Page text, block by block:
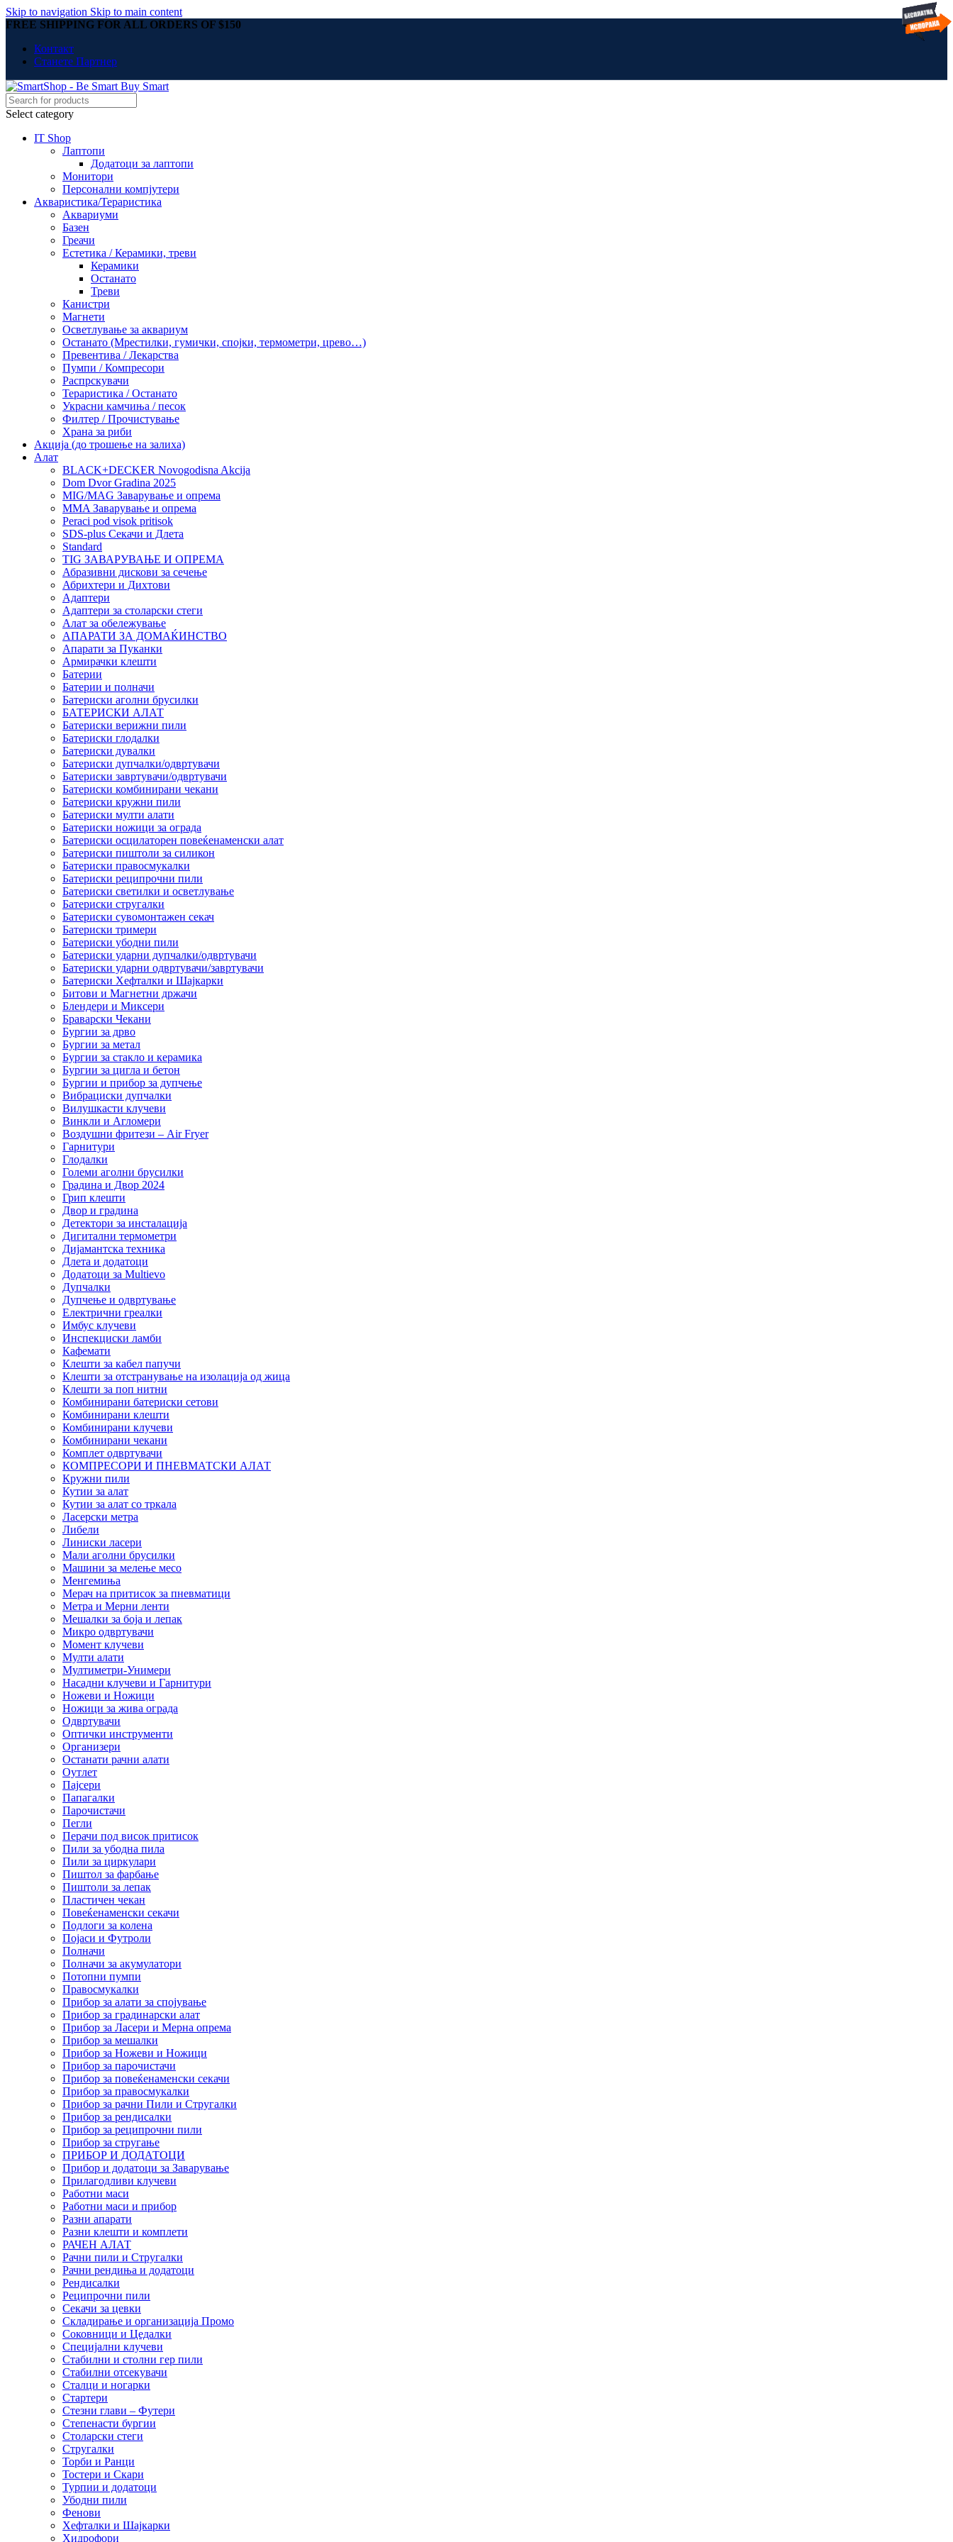
Skip to navigation Skip to main content
FREE SHIPPING FOR ALL ORDERS OF $150
Контакт
Станете Партнер
Select category
IT Shop
Лаптопи
Додатоци за лаптопи
Монитори
Персонални компјутери
Акваристика/Тераристика
Аквариуми
Базен
Греачи
Естетика / Керамики, треви
Керамики
Останато
Треви
Канистри
Магнети
Осветлување за аквариум
Останато (Мрестилки, гумички, спојки, термометри, црево…)
Превентива / Лекарства
Пумпи / Компресори
Распрскувачи
Тераристика / Останато
Украсни камчиња / песок
Филтер / Прочистување
Храна за риби
Акција (до трошење на залиха)
Алат
BLACK+DECKER Novogodisna Akcija
Dom Dvor Gradina 2025
MIG/MAG Заварување и опрема
MMA Заварување и опрема
Peraci pod visok pritisok
SDS-plus Секачи и Длета
Standard
TIG ЗАВАРУВАЊЕ И ОПРЕМА
Абразивни дискови за сечење
Абрихтери и Дихтови
Адаптери
Адаптери за столарски стеги
Алат за обележување
АПАРАТИ ЗА ДОМАЌИНСТВО
Апарати за Пуканки
Армирачки клешти
Батерии
Батерии и полначи
Батериски аголни брусилки
БАТЕРИСКИ АЛАТ
Батериски верижни пили
Батериски глодалки
Батериски дувалки
Батериски дупчалки/одвртувачи
Батериски завртувачи/одвртувачи
Батериски комбинирани чекани
Батериски кружни пили
Батериски мулти алати
Батериски ножици за ограда
Батериски осцилаторен повеќенаменски алат
Батериски пиштоли за силикон
Батериски правосмукалки
Батериски реципрочни пили
Батериски светилки и осветлување
Батериски стругалки
Батериски сувомонтажен секач
Батериски тримери
Батериски убодни пили
Батериски ударни дупчалки/одвртувачи
Батериски ударни одвртувачи/завртувачи
Батериски Хефталки и Шајкарки
Битови и Магнетни држачи
Блендери и Миксери
Браварски Чекани
Бургии за дрво
Бургии за метал
Бургии за стакло и керамика
Бургии за цигла и бетон
Бургии и прибор за дупчење
Вибрациски дупчалки
Вилушкасти клучеви
Винкли и Агломери
Воздушни фритези – Air Fryer
Гарнитури
Глодалки
Големи аголни брусилки
Градина и Двор 2024
Грип клешти
Двор и градина
Детектори за инсталација
Дигитални термометри
Дијамантска техника
Длета и додатоци
Додатоци за Multievo
Дупчалки
Дупчење и одвртување
Електрични греалки
Имбус клучеви
Инспекциски ламби
Кафемати
Клешти за кабел папучи
Клешти за отстранување на изолација од жица
Клешти за поп нитни
Комбинирани батериски сетови
Комбинирани клешти
Комбинирани клучеви
Комбинирани чекани
Комплет одвртувачи
КОМПРЕСОРИ И ПНЕВМАТСКИ АЛАТ
Кружни пили
Кутии за алат
Кутии за алат со тркала
Ласерски метра
Либели
Линиски ласери
Мали аголни брусилки
Машини за мелење месо
Менгемиња
Мерач на притисок за пневматици
Метра и Мерни ленти
Мешалки за боја и лепак
Микро одвртувачи
Момент клучеви
Мулти алати
Мултиметри-Унимери
Насадни клучеви и Гарнитури
Ножеви и Ножици
Ножици за жива ограда
Одвртувачи
Оптички инструменти
Организери
Останати рачни алати
Оутлет
Пајсери
Папагалки
Парочистачи
Пегли
Перачи под висок притисок
Пили за убодна пила
Пили за циркулари
Пиштол за фарбање
Пиштоли за лепак
Пластичен чекан
Повеќенаменски секачи
Подлоги за колена
Појаси и Футроли
Полначи
Полначи за акумулатори
Потопни пумпи
Правосмукалки
Прибор за алати за спојување
Прибор за градинарски алат
Прибор за Ласери и Мерна опрема
Прибор за мешалки
Прибор за Ножеви и Ножици
Прибор за парочистачи
Прибор за повеќенаменски секачи
Прибор за правосмукалки
Прибор за рачни Пили и Стругалки
Прибор за рендисалки
Прибор за реципрочни пили
Прибор за стругање
ПРИБОР И ДОДАТОЦИ
Прибор и додатоци за Заварување
Прилагодливи клучеви
Работни маси
Работни маси и прибор
Разни апарати
Разни клешти и комплети
РАЧЕН АЛАТ
Рачни пили и Стругалки
Рачни рендиња и додатоци
Рендисалки
Реципрочни пили
Секачи за цевки
Складирање и организација Промо
Соковници и Цедалки
Специјални клучеви
Стабилни и столни гер пили
Стабилни отсекувачи
Сталци и ногарки
Стартери
Стезни глави – Футери
Степенасти бургии
Столарски стеги
Стругалки
Торби и Ранци
Тостери и Скари
Турпии и додатоци
Убодни пили
Фенови
Хефталки и Шајкарки
Хидрофори